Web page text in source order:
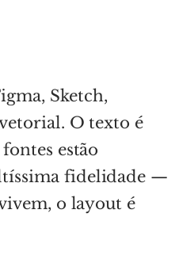
Sketch,
O texto é
estão
fidelidade —
o layout é